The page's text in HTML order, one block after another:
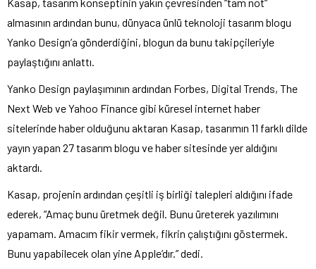
almasının ardından bunu, dünyaca ünlü teknoloji tasarım blogu
Yanko Design’a gönderdiğini, blogun da bunu takipçileriyle
paylaştığını anlattı.
Yanko Design paylaşımının ardından Forbes, Digital Trends, The
Next Web ve Yahoo Finance gibi küresel internet haber
sitelerinde haber olduğunu aktaran Kasap, tasarımın 11 farklı dilde
yayın yapan 27 tasarım blogu ve haber sitesinde yer aldığını
aktardı.
Kasap, projenin ardından çeşitli iş birliği talepleri aldığını ifade
ederek, “Amaç bunu üretmek değil. Bunu üreterek yazılımını
yapamam. Amacım fikir vermek, fikrin çalıştığını göstermek.
Bunu yapabilecek olan yine Apple’dır.” dedi.